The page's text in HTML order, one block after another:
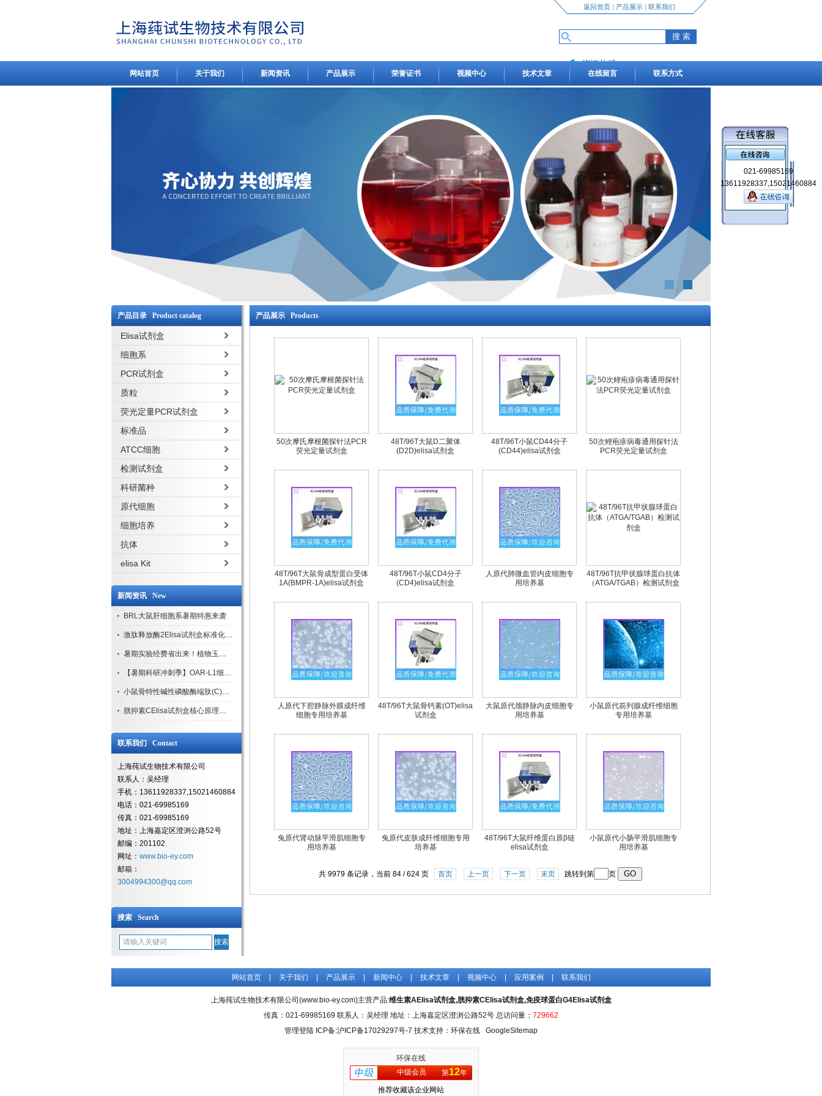
返回首页| 产品展示| 联系我们
咨询热线
13611928337,15021460884
网站首页 关于我们 新闻资讯 产品展示 荣誉证书 视频中心 技术文章 在线留言 联系方式
产品目录 Product catalog
Elisa试剂盒
细胞系
PCR试剂盒
质粒
荧光定量PCR试剂盒
标准品
ATCC细胞
检测试剂盒
科研菌种
原代细胞
细胞培养
抗体
elisa Kit
新闻资讯 New
BRL大鼠肝细胞系暑期特惠来袭
激肽释放酶2Elisa试剂盒标准化实验操作与质控体系解析
暑期实验经费省出来！植物玉米索核苷（ZR ）elisa酶联免疫试剂盒
【暑期科研冲刺季】OAR-L1细胞专用培养基特惠，助力实验高效突破
小鼠骨特性碱性磷酸酶端肽(C)elisa试剂盒大促，骨科研人速囤
胱抑素CElisa试剂盒核心原理、产品特性与全流程操作规范详解
联系我们 Contact
上海莼试生物技术有限公司
联系人：吴经理
手机：13611928337,15021460884
电话：021-69985169
传真：021-69985169
地址：上海嘉定区澄浏公路52号
邮编：201102
网址： www.bio-ey.com
邮箱：
3004994300@qq.com
搜索 Search
产品展示 Products
50次摩氏摩根菌探针法PCR
荧光定量试剂盒
48T/96T大鼠D二聚体
(D2D)elisa试剂盒
48T/96T小鼠CD44分子
(CD44)elisa试剂盒
50次鲤疱疹病毒通用探针法
PCR荧光定量试剂盒
48T/96T大鼠骨成型蛋白受体
1A(BMPR-1A)elisa试剂盒
48T/96T小鼠CD4分子
(CD4)elisa试剂盒
人原代肺微血管内皮细胞专
用培养基
48T/96T抗甲状腺球蛋白抗体
（ATGA/TGAB）检测试剂盒
人原代下腔静脉外膜成纤维
细胞专用培养基
48T/96T大鼠骨钙素(OT)elisa
试剂盒
大鼠原代颈静脉内皮细胞专
用培养基
小鼠原代前列腺成纤维细胞
专用培养基
兔原代肾动脉平滑肌细胞专
用培养基
兔原代皮肤成纤维细胞专用
培养基
48T/96T大鼠纤维蛋白原β链
elisa试剂盒
小鼠原代小肠平滑肌细胞专
用培养基
共 9979 条记录，当前 84 / 624 页 首页 上一页 下一页 末页 跳转到第 页
网站首页 关于我们 产品展示 新闻中心 技术文章 视频中心 应用案例 联系我们
上海莼试生物技术有限公司(www.bio-ey.com)主营产品:维生素AElisa试剂盒,胱抑素CElisa试剂盒,免疫球蛋白G4Elisa试剂盒
传真：021-69985169 联系人：吴经理 地址：上海嘉定区澄浏公路52号 总访问量： 729662
管理登陆 ICP备:沪ICP备17029297号-7 技术支持：环保在线 GoogleSitemap
021-69985169
13611928337,15021460884
环保在线
中级会员
第12年
推荐收藏该企业网站